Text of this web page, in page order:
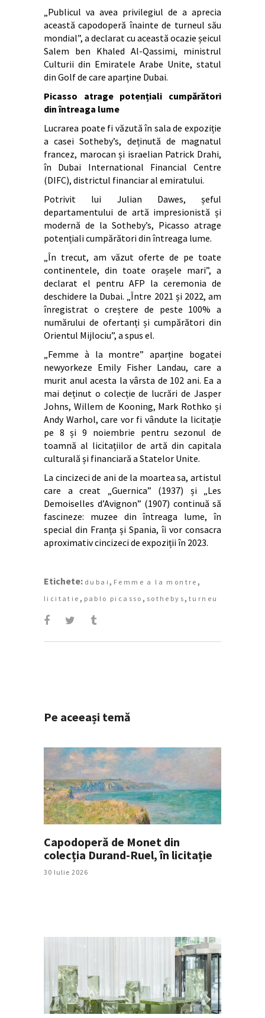
„Publicul va avea privilegiul de a aprecia
această capodoperă înainte de turneul său
mondial”, a declarat cu această ocazie șeicul
Salem ben Khaled Al-Qassimi, ministrul
Culturii din Emiratele Arabe Unite, statul
din Golf de care aparține Dubai.
Picasso atrage potențiali cumpărători
din întreaga lume
Lucrarea poate fi văzută în sala de expoziție
a casei Sotheby’s, deținută de magnatul
francez, marocan și israelian Patrick Drahi,
în Dubai International Financial Centre
(DIFC), districtul financiar al emiratului.
Potrivit lui Julian Dawes, șeful
departamentului de artă impresionistă și
modernă de la Sotheby’s, Picasso atrage
potențiali cumpărători din întreaga lume.
„În trecut, am văzut oferte de pe toate
continentele, din toate orașele mari”, a
declarat el pentru AFP la ceremonia de
deschidere la Dubai. „Între 2021 și 2022, am
înregistrat o creștere de peste 100% a
numărului de ofertanți și cumpărători din
Orientul Mijlociu”, a spus el.
„Femme à la montre” aparține bogatei
newyorkeze Emily Fisher Landau, care a
murit anul acesta la vârsta de 102 ani. Ea a
mai deținut o colecție de lucrări de Jasper
Johns, Willem de Kooning, Mark Rothko și
Andy Warhol, care vor fi vândute la licitație
pe 8 și 9 noiembrie pentru sezonul de
toamnă al licitațiilor de artă din capitala
culturală și financiară a Statelor Unite.
La cincizeci de ani de la moartea sa, artistul
care a creat „Guernica” (1937) și „Les
Demoiselles d’Avignon” (1907) continuă să
fascineze: muzee din întreaga lume, în
special din Franța și Spania, îi vor consacra
aproximativ cincizeci de expoziții în 2023.
Etichete: dubai , Femme a la montre ,
licitatie , pablo picasso , sothebys,turneu
Pe aceeași temă
Capodoperă de Monet din
colecția Durand-Ruel, în licitație
30 Iulie 2026